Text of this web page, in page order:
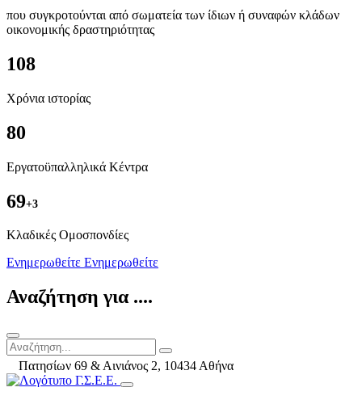
που συγκροτούνται από σωματεία των ίδιων ή συναφών κλάδων
οικονομικής δραστηριότητας
108
Χρόνια ιστορίας
80
Εργατοϋπαλληλικά Κέντρα
69+3
Kλαδικές Ομοσπονδίες
Ενημερωθείτε Ενημερωθείτε
Αναζήτηση για ....
Πατησίων 69 & Αινιάνος 2, 10434 Αθήνα